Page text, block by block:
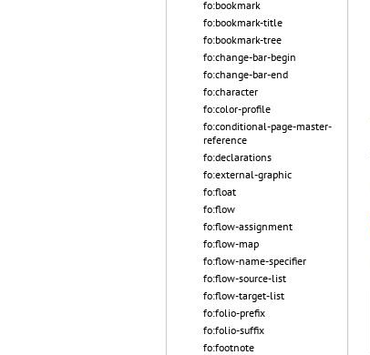
fo:bookmark
fo:bookmark-title
fo:bookmark-tree
fo:change-bar-begin
fo:change-bar-end
fo:character
fo:color-profile
fo:conditional-page-master-
reference
fo:declarations
fo:external-graphic
fo:float
fo:flow
fo:flow-assignment
fo:flow-map
fo:flow-name-specifier
fo:flow-source-list
fo:flow-target-list
fo:folio-prefix
fo:folio-suffix
fo:footnote